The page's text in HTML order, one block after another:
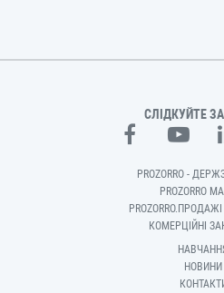
СЛІДКУЙТЕ
PROZORRO -
PROZORRO
КОМЕРЦІЙНІ
НОВИНИ